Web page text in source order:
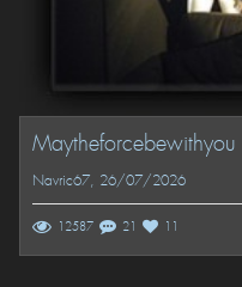
Maytheforcebewithyou
Navric67, 26/07/2026
12587 21 11